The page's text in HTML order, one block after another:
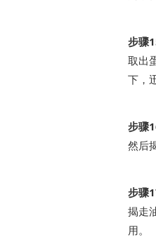
步骤
取出
下，
步骤
然后
步骤
揭走
用。